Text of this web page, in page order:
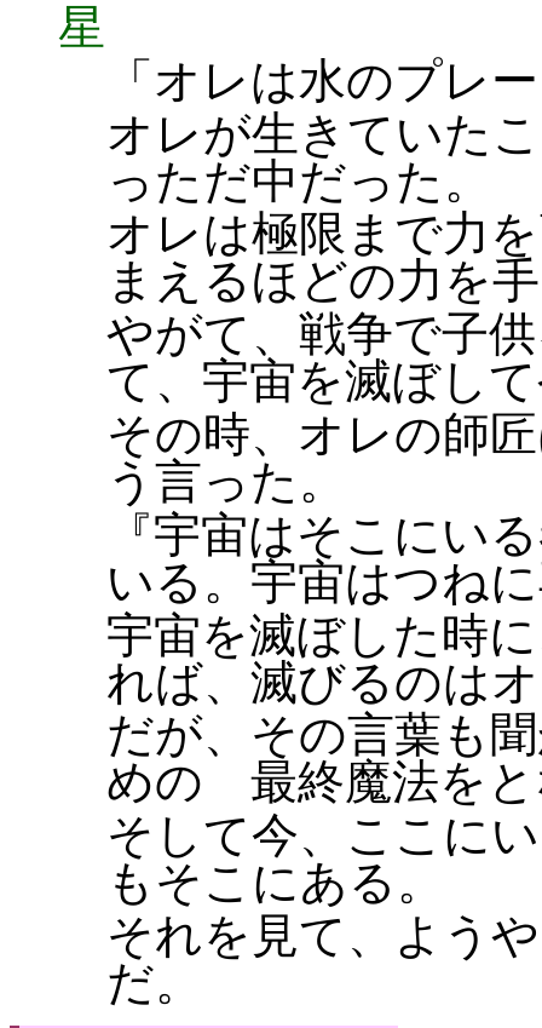
星
「オレは水のプレ
オレが生きていた
っただ中だった。
オレは極限まで力
まえるほどの力を
やがて、戦争で子
て、宇宙を滅ぼし
その時、オレの師
う言った。
『宇宙はそこにい
いる。宇宙はつね
宇宙を滅ぼした時
れば、滅びるのは
だが、その言葉も
めの 最終魔法をと
そして今、ここに
もそこにある。
それを見て、よう
だ。